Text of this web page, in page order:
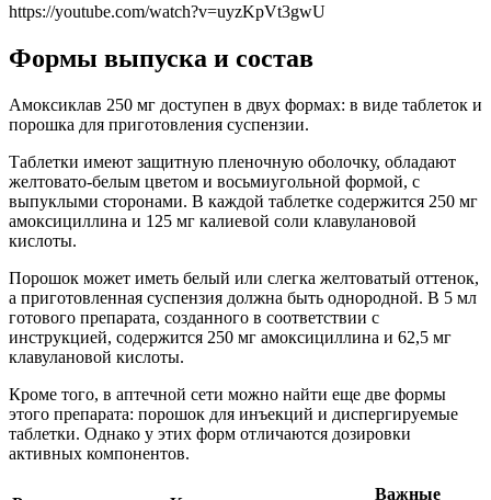
https://youtube.com/watch?v=uyzKpVt3gwU
Формы выпуска и состав
Амоксиклав 250 мг доступен в двух формах: в виде таблеток и
порошка для приготовления суспензии.
Таблетки имеют защитную пленочную оболочку, обладают
желтовато-белым цветом и восьмиугольной формой, с
выпуклыми сторонами. В каждой таблетке содержится 250 мг
амоксициллина и 125 мг калиевой соли клавулановой
кислоты.
Порошок может иметь белый или слегка желтоватый оттенок,
а приготовленная суспензия должна быть однородной. В 5 мл
готового препарата, созданного в соответствии с
инструкцией, содержится 250 мг амоксициллина и 62,5 мг
клавулановой кислоты.
Кроме того, в аптечной сети можно найти еще две формы
этого препарата: порошок для инъекций и диспергируемые
таблетки. Однако у этих форм отличаются дозировки
активных компонентов.
Важные